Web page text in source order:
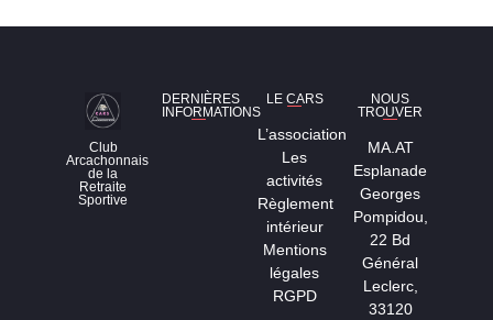
Club
Arcachonnais
de la
Retraite
Sportive
DERNIÈRES
INFORMATIONS
LE CARS
L’association
Les
activités
Règlement
intérieur
Mentions
légales
RGPD
NOUS
TROUVER
MA.AT
Esplanade
Georges
Pompidou,
22 Bd
Général
Leclerc,
33120